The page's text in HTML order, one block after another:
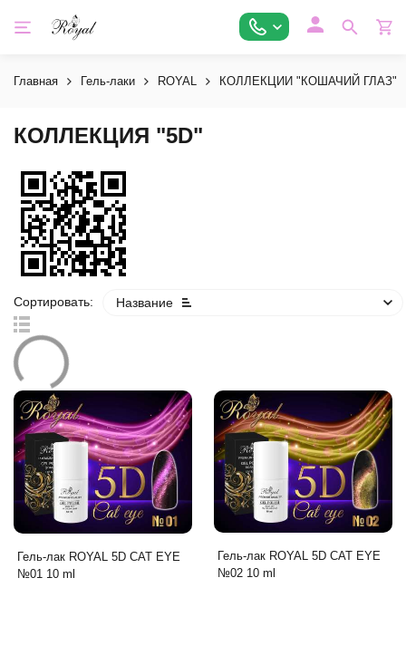
Главная Гель-лаки ROYAL КОЛЛЕКЦИИ "КОШАЧИЙ ГЛАЗ"
КОЛЛЕКЦИЯ "5D"
Сортировать: Название
Гель-лак ROYAL 5D CAT EYE
№01 10 ml
Гель-лак ROYAL 5D CAT EYE
№02 10 ml